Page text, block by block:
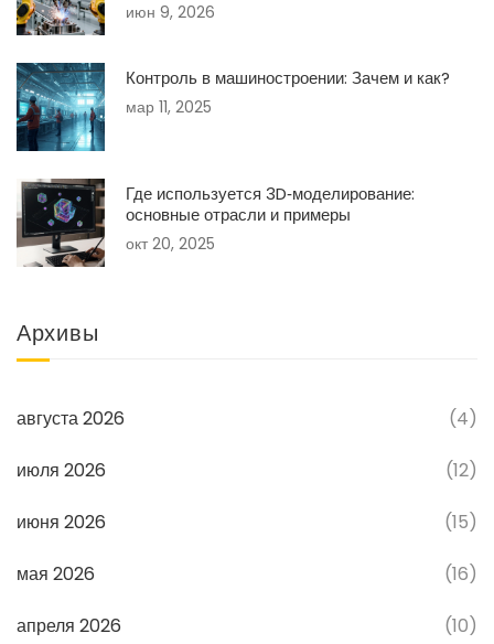
июн 9, 2026
Контроль в машиностроении: Зачем и как?
мар 11, 2025
Где используется 3D‑моделирование:
основные отрасли и примеры
окт 20, 2025
Архивы
августа 2026 (4)
июля 2026 (12)
июня 2026 (15)
мая 2026 (16)
апреля 2026 (10)